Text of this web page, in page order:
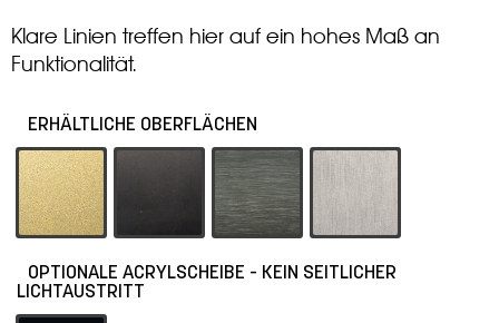
Klare Linien treffen hier auf ein hohes Maß an
Funktionalität.
ERHÄLTLICHE OBERFLÄCHEN
-19 Eloxal Messing-55 Schwarz-62 Platin
OPTIONALE ACRYLSCHEIBE - KEIN SEITLICHER
LICHTAUSTRITT